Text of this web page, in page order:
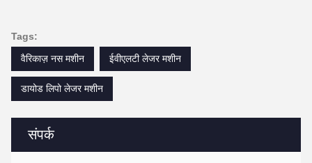
संपर्क
Tags:
वैरिकाज़ नस मशीन
ईवीएलटी लेजर मशीन
डायोड लिपो लेजर मशीन